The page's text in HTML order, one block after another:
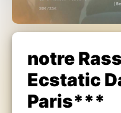
notre
Ecstatic
Paris***